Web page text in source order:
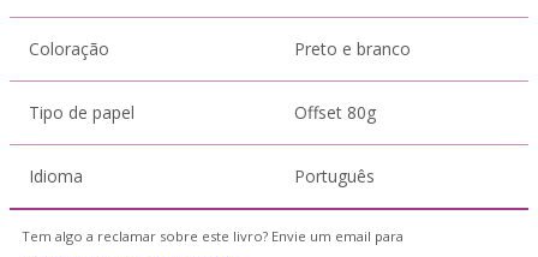
Coloração Preto e branco
Tipo de papel Offset 80g
Idioma Português
Tem algo a reclamar sobre este livro? Envie um email para